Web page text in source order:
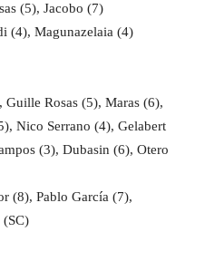
(5), Jacobo (7)
(4), Magunazelaia (4)
Guille Rosas (5), Maras (6),
Nico Serrano (4), Gelabert
(3), Dubasin (6), Otero
(8), Pablo García (7),